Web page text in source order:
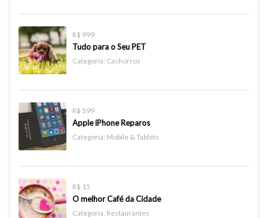
R$ 999
Tudo para o Seu PET
Categoria: Cachorros
R$ 599
Apple iPhone Reparos
Categoria: Mobile & Tablets
R$ 15
O melhor Café da Cidade
Categoria: Restaurantes